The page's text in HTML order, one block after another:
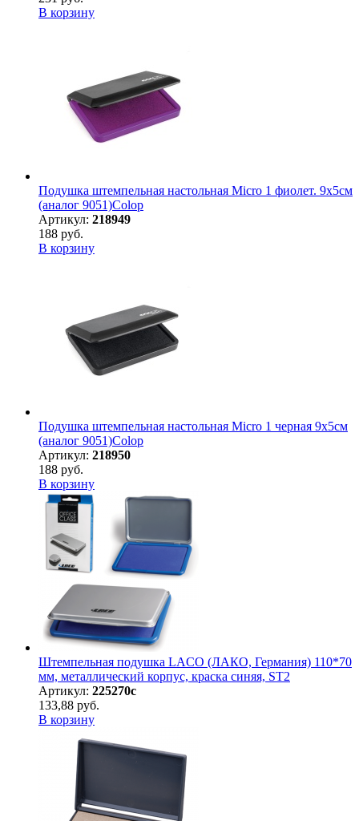
В корзину
Подушка штемпельная настольная Micro 1 фиолет. 9х5см
(аналог 9051)Colop
Артикул: 218949
188 руб.
В корзину
Подушка штемпельная настольная Micro 1 черная 9х5см
(аналог 9051)Colop
Артикул: 218950
188 руб.
В корзину
Штемпельная подушка LACO (ЛАКО, Германия) 110*70
мм, металлический корпус, краска синяя, ST2
Артикул: 225270с
133,88 руб.
В корзину